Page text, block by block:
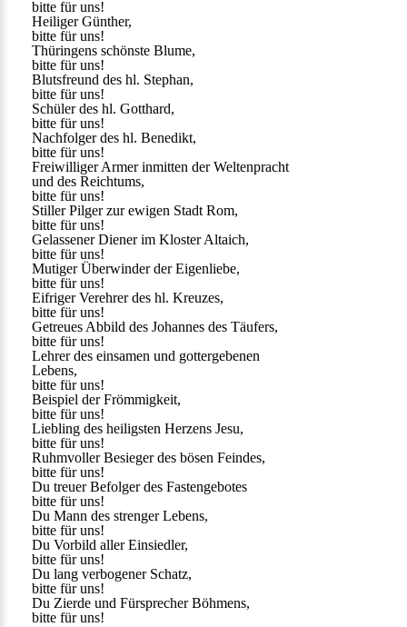
bitte für uns!
Heiliger Günther,
bitte für uns!
Thüringens schönste Blume,
bitte für uns!
Blutsfreund des hl. Stephan,
bitte für uns!
Schüler des hl. Gotthard,
bitte für uns!
Nachfolger des hl. Benedikt,
bitte für uns!
Freiwilliger Armer inmitten der Weltenpracht
und des Reichtums,
bitte für uns!
Stiller Pilger zur ewigen Stadt Rom,
bitte für uns!
Gelassener Diener im Kloster Altaich,
bitte für uns!
Mutiger Überwinder der Eigenliebe,
bitte für uns!
Eifriger Verehrer des hl. Kreuzes,
bitte für uns!
Getreues Abbild des Johannes des Täufers,
bitte für uns!
Lehrer des einsamen und gottergebenen
Lebens,
bitte für uns!
Beispiel der Frömmigkeit,
bitte für uns!
Liebling des heiligsten Herzens Jesu,
bitte für uns!
Ruhmvoller Besieger des bösen Feindes,
bitte für uns!
Du treuer Befolger des Fastengebotes
bitte für uns!
Du Mann des strenger Lebens,
bitte für uns!
Du Vorbild aller Einsiedler,
bitte für uns!
Du lang verbogener Schatz,
bitte für uns!
Du Zierde und Fürsprecher Böhmens,
bitte für uns!